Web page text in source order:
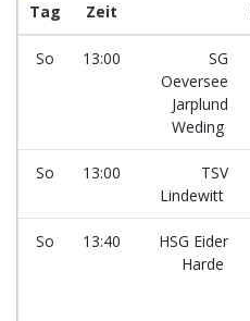
Tag Zeit
So 13:00
SG
Oeversee
Jarplund
Weding
So 13:00
TSV
Lindewitt
So 13:40
HSG Eider
Harde